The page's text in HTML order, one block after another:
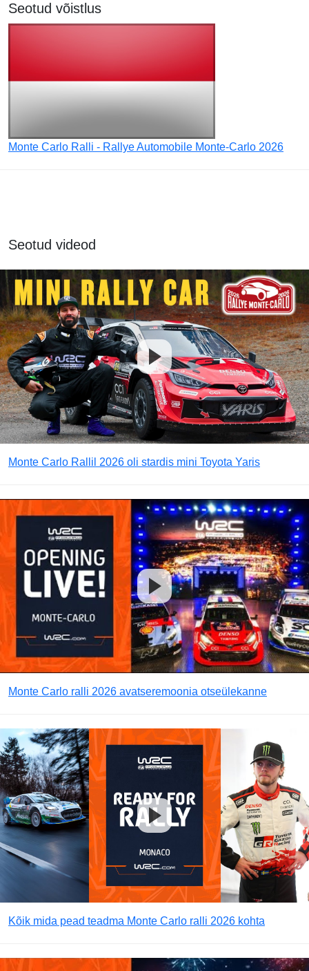
Seotud võistlus
Monte Carlo Ralli - Rallye Automobile Monte-Carlo 2026
Seotud videod
Monte Carlo Rallil 2026 oli stardis mini Toyota Yaris
Monte Carlo ralli 2026 avatseremoonia otseülekanne
Kõik mida pead teadma Monte Carlo ralli 2026 kohta